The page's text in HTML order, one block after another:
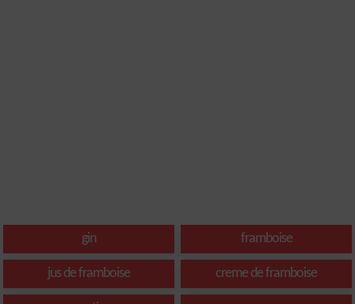
gin framboise
jus de framboise creme de framboise